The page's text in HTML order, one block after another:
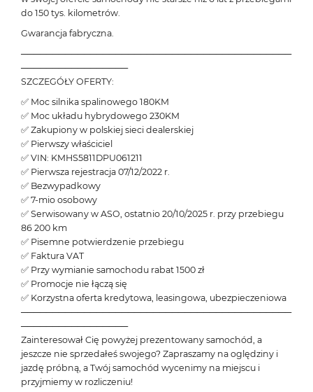
do 150 tys. kilometrów.
Gwarancja fabryczna.
───────────────────────────────────────────
─────────────────
SZCZEGÓŁY OFERTY:
✅ Moc silnika spalinowego 180KM
✅ Moc układu hybrydowego 230KM
✅ Zakupiony w polskiej sieci dealerskiej
✅ Pierwszy właściciel
✅ VIN: KMHS5811DPU061211
✅ Pierwsza rejestracja 07/12/2022 r.
✅ Bezwypadkowy
✅ 7-mio osobowy
✅ Serwisowany w ASO, ostatnio 20/10/2025 r. przy przebiegu
86 200 km
✅ Pisemne potwierdzenie przebiegu
✅ Faktura VAT
✅ Przy wymianie samochodu rabat 1500 zł
✅ Promocje nie łączą się
✅ Korzystna oferta kredytowa, leasingowa, ubezpieczeniowa
───────────────────────────────────────────
─────────────────
Zainteresował Cię powyżej prezentowany samochód, a
jeszcze nie sprzedałeś swojego? Zapraszamy na oględziny i
jazdę próbną, a Twój samochód wycenimy na miejscu i
przyjmiemy w rozliczeniu!